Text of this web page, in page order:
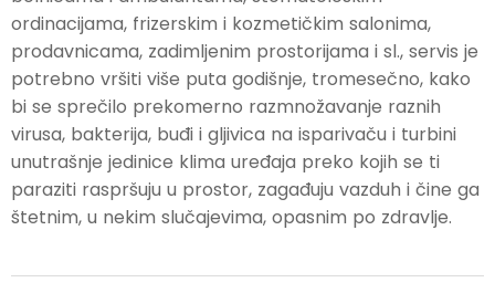
ordinacijama, frizerskim i kozmetičkim salonima,
prodavnicama, zadimljenim prostorijama i sl., servis je
potrebno vršiti više puta godišnje, tromesečno, kako
bi se sprečilo prekomerno razmnožavanje raznih
virusa, bakterija, buđi i gljivica na isparivaču i turbini
unutrašnje jedinice klima uređaja preko kojih se ti
paraziti raspršuju u prostor, zagađuju vazduh i čine ga
štetnim, u nekim slučajevima, opasnim po zdravlje.